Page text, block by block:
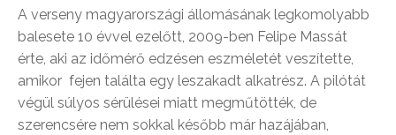
A verseny magyarországi állomásának legkomolyabb
balesete 10 évvel ezelőtt, 2009-ben Felipe Massát
érte, aki az időmérő edzésen eszméletét veszítette,
amikor fejen találta egy leszakadt alkatrész. A pilótát
végül súlyos sérülései miatt megműtötték, de
szerencsére nem sokkal később már hazájában,